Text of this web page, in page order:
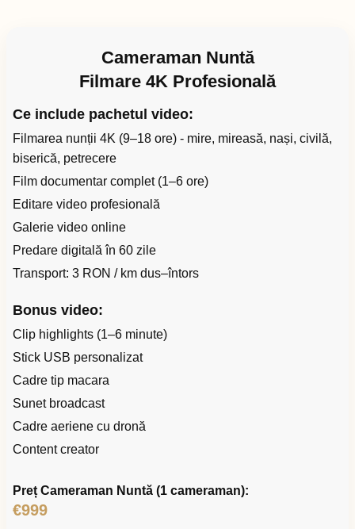
Cameraman Nuntă
Filmare 4K Profesională
Ce include pachetul video:
Filmarea nunții 4K (9–18 ore) - mire, mireasă, nași, civilă,
biserică, petrecere
Film documentar complet (1–6 ore)
Editare video profesională
Galerie video online
Predare digitală în 60 zile
Transport: 3 RON / km dus–întors
Bonus video:
Clip highlights (1–6 minute)
Stick USB personalizat
Cadre tip macara
Sunet broadcast
Cadre aeriene cu dronă
Content creator
Preț Cameraman Nuntă (1 cameraman):
€999